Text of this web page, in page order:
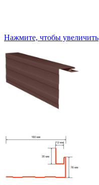
Нажмите, чтобы увеличить